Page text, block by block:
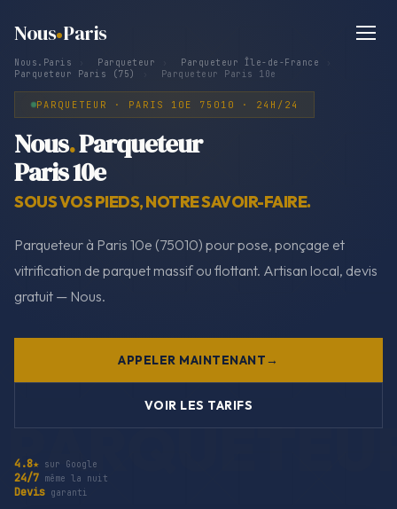
Nous Paris
Nous.Paris Parqueteur Parqueteur Île-de-France
Parqueteur Paris (75)
Parqueteur Paris 10e
PARQUETEUR · PARIS 10E 75010 · 24H/24
Nous.Parqueteur
Paris 10e
SOUS VOS PIEDS, NOTRE SAVOIR-FAIRE.
Parqueteur à Paris 10e (75010) pour pose, ponçage et
vitrification de parquet massif ou flottant. Artisan local, devis
gratuit — Nous.
APPELER MAINTENANT
VOIR LES TARIFS
4.8★ sur Google
24/7 même la nuit
Devis garanti